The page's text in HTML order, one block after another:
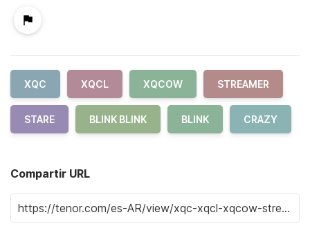
XQC XQCL XQCOW STREAMER
STARE BLINK BLINK BLINK CRAZY
Compartir URL